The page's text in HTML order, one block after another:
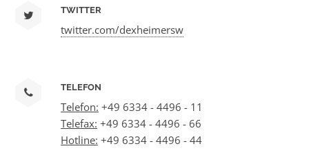
TWITTER
twitter.com/dexheimersw
TELEFON
Telefon: +49 6334 - 4496 - 11
Telefax: +49 6334 - 4496 - 66
Hotline: +49 6334 - 4496 - 44